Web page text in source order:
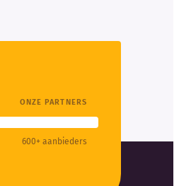
ONZE PARTNERS
600+ aanbieders